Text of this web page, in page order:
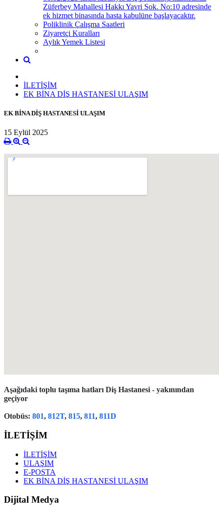
Züferbey Mahallesi Hakkı Yavri Sok. No:10 adresinde
ek hizmet binasında hasta kabulüne başlayacaktır.
Poliklinik Çalışma Saatleri
Ziyaretçi Kuralları
Aylık Yemek Listesi
İLETİŞİM
EK BİNA DİŞ HASTANESİ ULAŞIM
EK BİNA DİŞ HASTANESİ ULAŞIM
15 Eylül 2025
Aşağıdaki toplu taşıma hatları Diş Hastanesi - yakınından
geçiyor
Otobüs: 801, 812T, 815, 811, 811D
İLETİŞİM
İLETİŞİM
ULAŞIM
E-POSTA
EK BİNA DİŞ HASTANESİ ULAŞIM
Dijital Medya